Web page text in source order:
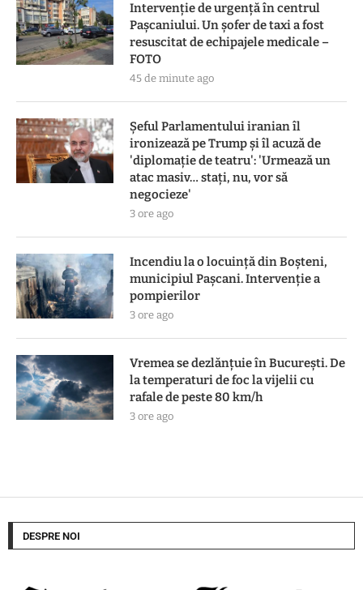
Intervenție de urgență în centrul
Pașcaniului. Un șofer de taxi a fost
resuscitat de echipajele medicale –
FOTO
45 de minute ago
Șeful Parlamentului iranian îl
ironizează pe Trump și îl acuză de
'diplomație de teatru': 'Urmează un
atac masiv… stați, nu, vor să
negocieze'
3 ore ago
Incendiu la o locuință din Boșteni,
municipiul Pașcani. Intervenție a
pompierilor
3 ore ago
Vremea se dezlănțuie în București. De
la temperaturi de foc la vijelii cu
rafale de peste 80 km/h
3 ore ago
DESPRE NOI